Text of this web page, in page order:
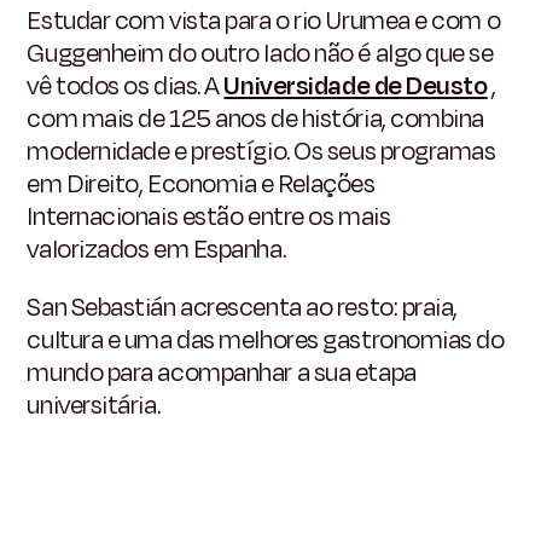
Estudar com vista para o rio Urumea e com o
Guggenheim do outro lado não é algo que se
vê todos os dias. AUniversidade de Deusto,
com mais de 125 anos de história, combina
modernidade e prestígio. Os seus programas
em Direito, Economia e Relações
Internacionais estão entre os mais
valorizados em Espanha.
San Sebastián acrescenta ao resto: praia,
cultura e uma das melhores gastronomias do
mundo para acompanhar a sua etapa
universitária.